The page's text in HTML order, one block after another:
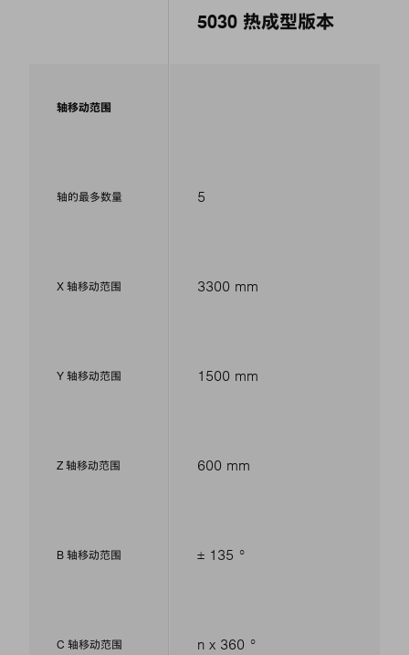
轴移动范围
轴的最多数量
X 轴移动范围
Y 轴移动范围
Z 轴移动范围
B 轴移动范围
C 轴移动范围
5030 热成型版本
5
3300 mm
1500 mm
600 mm
± 135 °
n x 360 °